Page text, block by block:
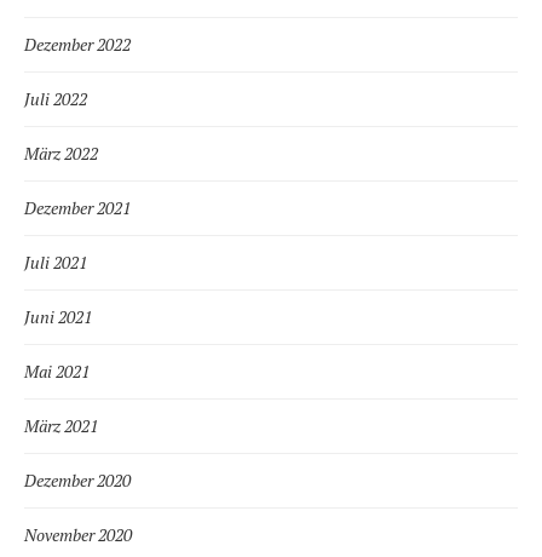
Dezember 2022
Juli 2022
März 2022
Dezember 2021
Juli 2021
Juni 2021
Mai 2021
März 2021
Dezember 2020
November 2020